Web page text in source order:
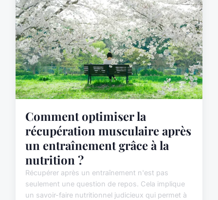
Comment optimiser la
récupération musculaire après
un entraînement grâce à la
nutrition ?
Récupérer après un entraînement n'est pas
seulement une question de repos. Cela implique
un savoir-faire nutritionnel judicieux qui permet à